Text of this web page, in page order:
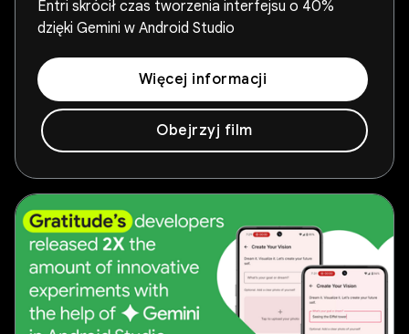
Entri skrócił czas tworzenia interfejsu o 40%
dzięki Gemini w Android Studio
Więcej informacji
Obejrzyj film